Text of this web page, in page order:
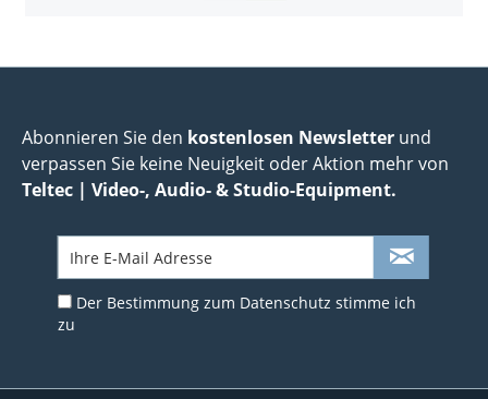
Abonnieren Sie den kostenlosen Newsletter und
verpassen Sie keine Neuigkeit oder Aktion mehr von
Teltec | Video-, Audio- & Studio-Equipment.
Der Bestimmung zum Datenschutz stimme ich
zu